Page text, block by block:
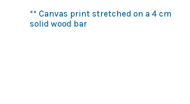
** Canvas print stretched on a 4 cm
solid wood bar